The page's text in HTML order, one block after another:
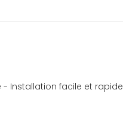
Installation facile et rapide